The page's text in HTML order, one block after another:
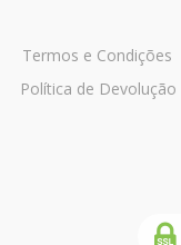
Termos e Condições
Política de Devolução